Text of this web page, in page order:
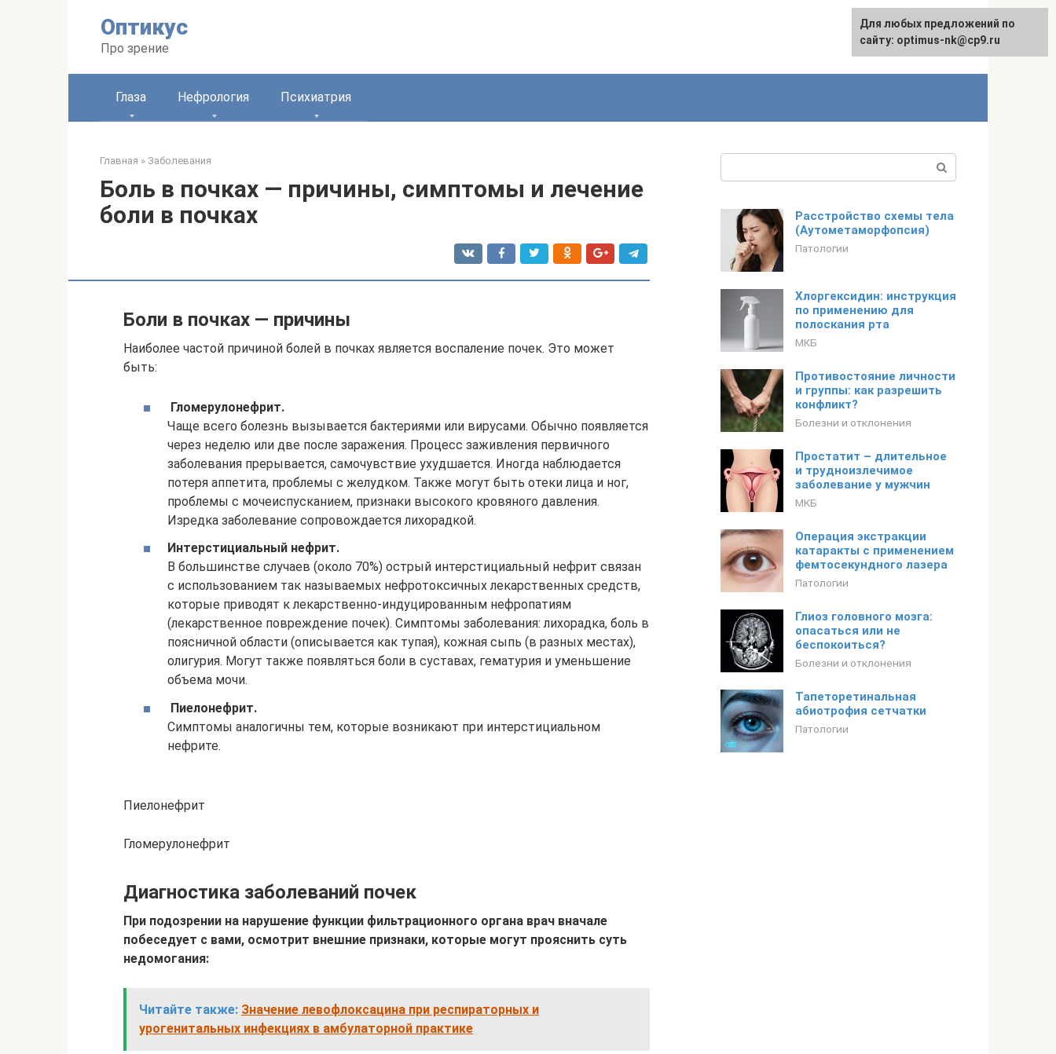
Оптикус
Про зрение
English
Глаза Нефрология Психиатрия
Главная » Заболевания
Боль в почках — причины, симптомы и лечение
боли в почках
Боли в почках — причины
Наиболее частой причиной болей в почках является воспаление почек. Это может
быть:
Гломерулонефрит.
Чаще всего болезнь вызывается бактериями или вирусами. Обычно появляется
через неделю или две после заражения. Процесс заживления первичного
заболевания прерывается, самочувствие ухудшается. Иногда наблюдается
потеря аппетита, проблемы с желудком. Также могут быть отеки лица и ног,
проблемы с мочеиспусканием, признаки высокого кровяного давления.
Изредка заболевание сопровождается лихорадкой.
Интерстициальный нефрит.
В большинстве случаев (около 70%) острый интерстициальный нефрит связан
с использованием так называемых нефротоксичных лекарственных средств,
которые приводят к лекарственно-индуцированным нефропатиям
(лекарственное повреждение почек). Симптомы заболевания: лихорадка, боль в
поясничной области (описывается как тупая), кожная сыпь (в разных местах),
олигурия. Могут также появляться боли в суставах, гематурия и уменьшение
объема мочи.
Пиелонефрит.
Симптомы аналогичны тем, которые возникают при интерстициальном
нефрите.
Пиелонефрит
Гломерулонефрит
Диагностика заболеваний почек
При подозрении на нарушение функции фильтрационного органа врач вначале
побеседует с вами, осмотрит внешние признаки, которые могут прояснить суть
недомогания:
Читайте также: Значение левофлоксацина при респираторных и
урогенитальных инфекциях в амбулаторной практике
Расстройство схемы тела
(Аутометаморфопсия)
Патологии
Хлоргексидин: инструкция
по применению для
полоскания рта
МКБ
Противостояние личности
и группы: как разрешить
конфликт?
Болезни и отклонения
Простатит – длительное
и трудноизлечимое
заболевание у мужчин
МКБ
Операция экстракции
катаракты с применением
фемтосекундного лазера
Патологии
Глиоз головного мозга:
опасаться или не
беспокоиться?
Болезни и отклонения
Тапеторетинальная
абиотрофия сетчатки
Патологии
Для любых предложений по
сайту: optimus-nk@cp9.ru